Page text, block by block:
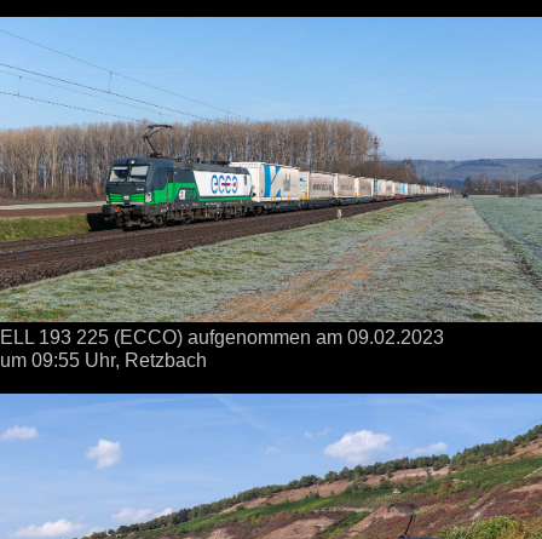
ELL 193 225 (ECCO) aufgenommen am 09.02.2023
um 09:55 Uhr, Retzbach